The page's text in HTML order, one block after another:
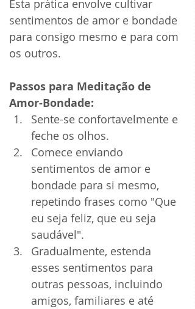
Esta prática envolve cultivar
sentimentos de amor e bondade
para consigo mesmo e para com
os outros.
Passos para Meditação de
Amor-Bondade:
Sente-se confortavelmente e
feche os olhos.
Comece enviando
sentimentos de amor e
bondade para si mesmo,
repetindo frases como "Que
eu seja feliz, que eu seja
saudável".
Gradualmente, estenda
esses sentimentos para
outras pessoas, incluindo
amigos, familiares e até